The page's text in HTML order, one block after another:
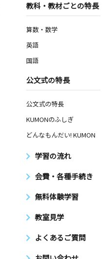
教科・教材ごとの特長
算数・数学
英語
国語
公文式の特長
公文式の特長
KUMONのふしぎ
どんなもんだい! KUMON
学習の流れ
会費・各種手続き
無料体験学習
教室見学
よくあるご質問